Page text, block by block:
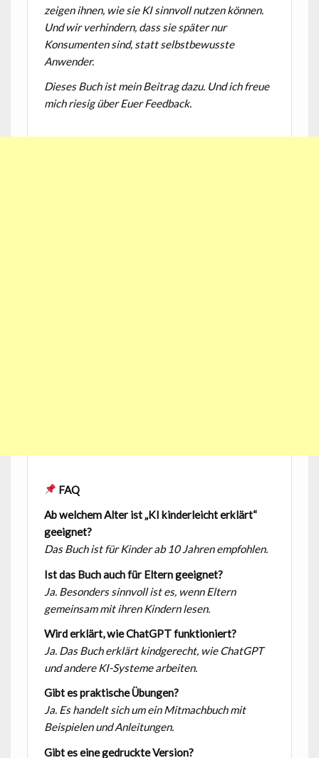
zeigen ihnen, wie sie KI sinnvoll nutzen können.
Und wir verhindern, dass sie später nur
Konsumenten sind, statt selbstbewusste
Anwender.
Dieses Buch ist mein Beitrag dazu. Und ich freue
mich riesig über Euer Feedback.
FAQ
Ab welchem Alter ist „KI kinderleicht erklärt“
geeignet?
Das Buch ist für Kinder ab 10 Jahren empfohlen.
Ist das Buch auch für Eltern geeignet?
Ja. Besonders sinnvoll ist es, wenn Eltern
gemeinsam mit ihren Kindern lesen.
Wird erklärt, wie ChatGPT funktioniert?
Ja. Das Buch erklärt kindgerecht, wie ChatGPT
und andere KI-Systeme arbeiten.
Gibt es praktische Übungen?
Ja. Es handelt sich um ein Mitmachbuch mit
Beispielen und Anleitungen.
Gibt es eine gedruckte Version?